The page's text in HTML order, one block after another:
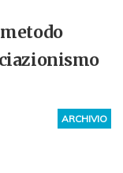
ARCHIVIO